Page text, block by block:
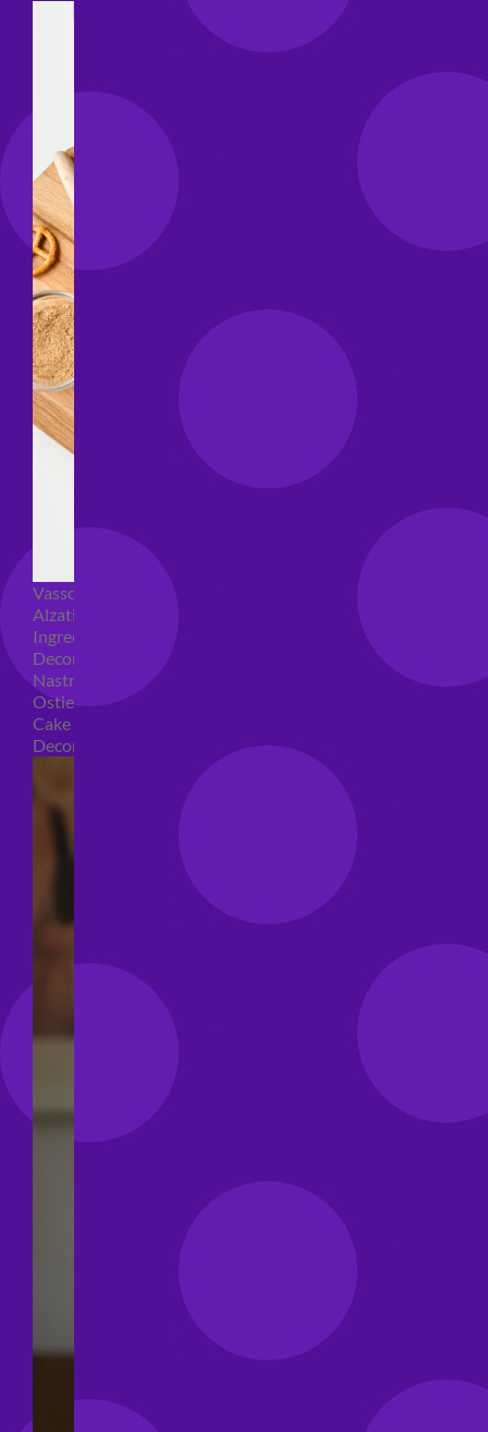
Vassoi e sottotorta
Alzatine per dolci
Ingredienti torte
Decorazioni torte
Nastri e girotorte
Ostie per torte
Cake Topper
Decori per torte